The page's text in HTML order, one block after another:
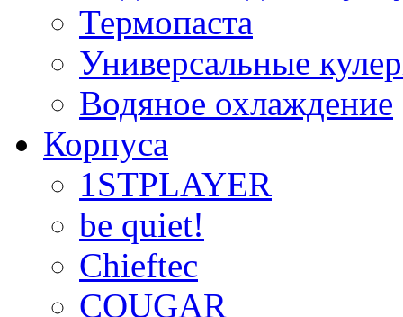
Термопаста
Универсальные
Водяное охлаждение
Корпуса
1STPLAYER
be quiet!
Chieftec
COUGAR